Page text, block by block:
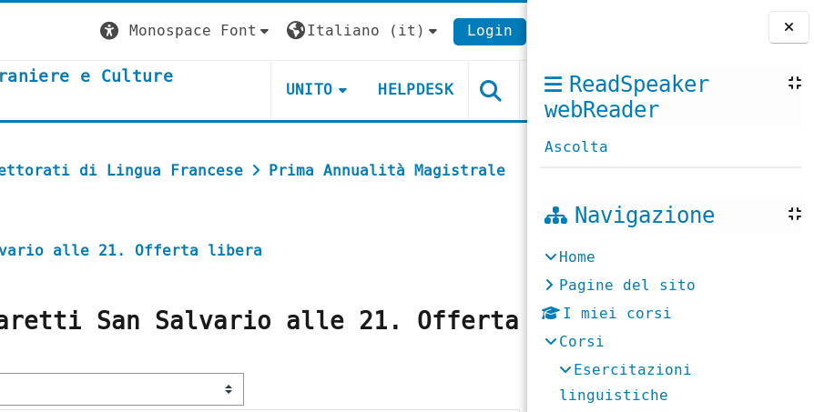
Blocchi
ReadSpeaker
webReader
Ascolta
Navigazione
Home
Pagine del sito
I miei corsi
Corsi
Esercitazioni
linguistiche
Monospace Font Italiano ‎(it)‎ Login
e Culture
UNITO HELPDESK
di Lingua Francese
Prima Annualità Magistrale
alle 21. Offerta libera
San Salvario alle 21. Offerta